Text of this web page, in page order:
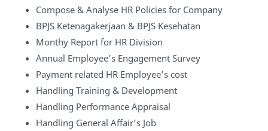
Compose & Analyse HR Policies for Company
BPJS Ketenagakerjaan & BPJS Kesehatan
Monthy Report for HR Division
Annual Employee’s Engagement Survey
Payment related HR Employee’s cost
Handling Training & Development
Handling Performance Appraisal
Handling General Affair’s Job